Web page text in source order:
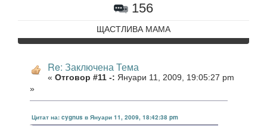
156
ЩАСТЛИВА МАМА
Re: Заключена Тема
« Отговор #11 -: Януари 11, 2009, 19:05:27 pm
»
Цитат на: cygnus в Януари 11, 2009, 18:42:38 pm